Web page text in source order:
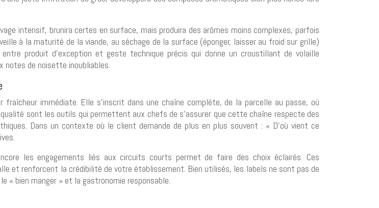
intensif, brunira certes en surface, mais produira des arômes moins complexes, parfois
à la maturité de la viande, au séchage de la surface (éponger, laisser au froid sur grille)
produit d’exception et geste technique précis qui donne un croustillant de volaille
notes de noisette inoubliables.
immédiate. Elle s’inscrit dans une chaîne complète, de la parcelle au passe, où
sont les outils qui permettent aux chefs de s’assurer que cette chaîne respecte des
Dans un contexte où le client demande de plus en plus souvent : « D’où vient ce
les engagements liés aux circuits courts permet de faire des choix éclairés. Ces
et renforcent la crédibilité de votre établissement. Bien utilisés, les labels ne sont pas de
« bien manger » et la gastronomie responsable.